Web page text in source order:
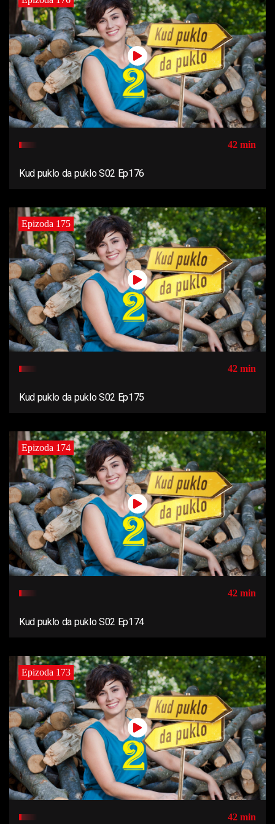
42 min
Kud puklo da puklo S02 Ep176
Epizoda 175
42 min
Kud puklo da puklo S02 Ep175
Epizoda 174
42 min
Kud puklo da puklo S02 Ep174
Epizoda 173
42 min